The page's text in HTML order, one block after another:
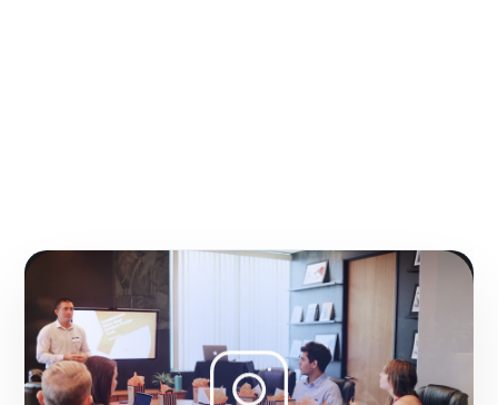
Gracias por confiar en
nosotros